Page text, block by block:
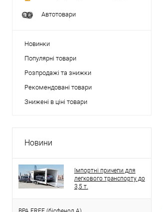
Автотовари
Новинки
Популярні товари
Розпродажі та знижки
Рекомендовані товари
Знижені в ціні товари
Новини
Імпортні причепи для
легкового транспорту до
3,5 т.